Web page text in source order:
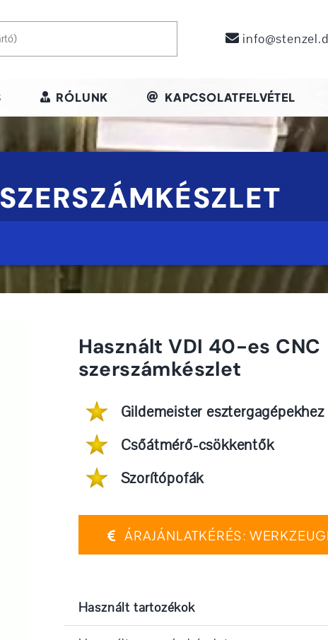
RÓLUNK KAPCSOLATFELVÉTEL
Használt VDI 40-es CNC
szerszámkészlet
Gildemeister esztergagépekhez
Csőátmérő-csökkentők
Szorítópofák
ÁRAJÁNLATKÉRÉS:
Használt tartozékok